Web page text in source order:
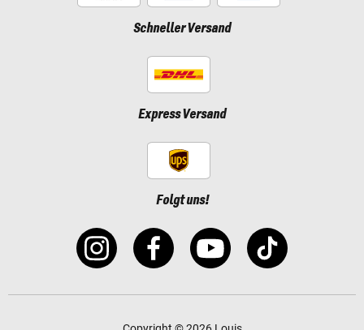
Schneller Versand
Express Versand
Folgt uns!